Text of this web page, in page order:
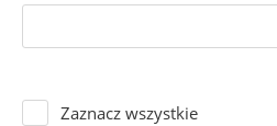
Zaznacz wszystkie